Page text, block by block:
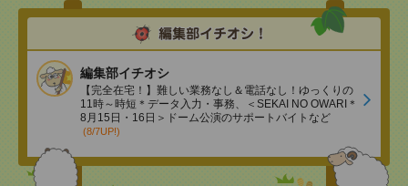
編集部イチオシ
【完全在宅！】難しい業務なし＆電話なし！ゆっくりの
11時～時短＊データ入力・事務、＜SEKAI NO OWARI＊
8月15日・16日＞ドーム公演のサポートバイトなど
(8/7UP!)